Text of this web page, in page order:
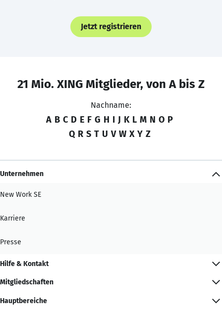
Jetzt registrieren
21 Mio. XING Mitglieder, von A bis Z
Nachname:
A B C D E F G H I J K L M N O P
Q R S T U V W X Y Z
Unternehmen
New Work SE
Karriere
Presse
Hilfe & Kontakt
Mitgliedschaften
Hauptbereiche